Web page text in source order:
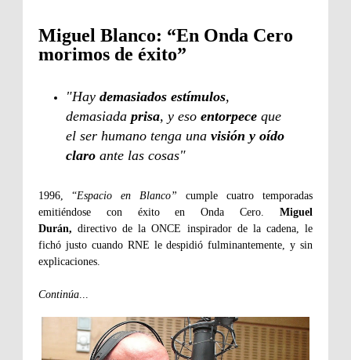
Miguel Blanco: “En Onda Cero
morimos de éxito”
"Hay demasiados estímulos,
demasiada prisa, y eso entorpece que
el ser humano tenga una visión y oído
claro ante las cosas"
1996, “Espacio en Blanco” cumple cuatro temporadas
emitiéndose con éxito en Onda Cero. Miguel
Durán, directivo de la ONCE inspirador de la cadena, le
fichó justo cuando RNE le despidió fulminantemente, y sin
explicaciones.
Continúa...